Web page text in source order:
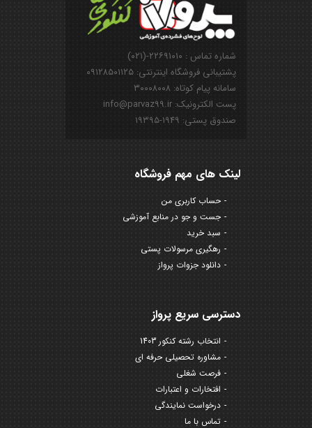
شماره تماس : ۲۲۶۹۱۰۱۰-(۰۲۱)
پشتیبانی فروشگاه اینترنتی: ۰۹۱۲۸۵۰۱۱۲۵
سامانه پیام کوتاه: ۳۰۰۰۸۰۰۸
پست الکترونیک: info@parvaz99.ir
صندوق پستی: ۱۹۴۹-۱۹۳۹۵
لینک های مهم فروشگاه
حساب کاربری من
جست و جو در منابع آموزشی
سبد خرید
رهگیری مرسولات پستی
دانلود جزوات پرواز
دسترسی سریع پرواز
انتخاب رشته کنکور 1403
مشاوره تحصیلی حرفه ای
فرصت شغلی
افتخارات و اعتبارات
درخواست نمایندگی
تماس با ما